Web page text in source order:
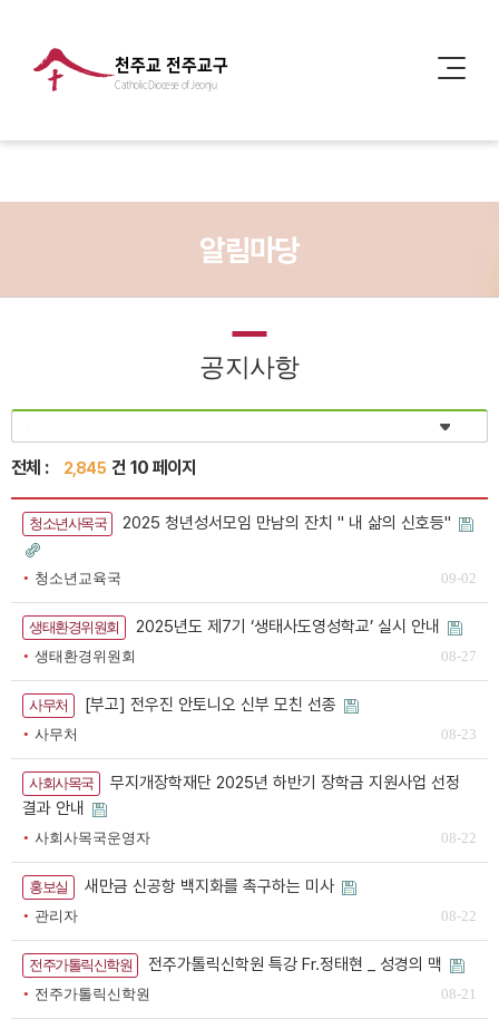
천주교 전주교구
Catholic Diocese of Jeonju
알림마당
공지사항
전체 : 2,845 건 10 페이지
청소년사목국 2025 청년성서모임 만남의 잔치 " 내 삶의 신호등"
청소년교육국 09-02
생태환경위원회 2025년도 제7기 ‘생태사도영성학교’ 실시 안내
생태환경위원회 08-27
사무처 [부고] 전우진 안토니오 신부 모친 선종
사무처 08-23
사회사목국
무지개장학재단 2025년 하반기 장학금 지원사업 선정
결과 안내
사회사목국운영자 08-22
홍보실 새만금 신공항 백지화를 촉구하는 미사
관리자 08-22
전주가톨릭신학원 전주가톨릭신학원 특강 Fr.정태현 _ 성경의 맥
전주가톨릭신학원 08-21